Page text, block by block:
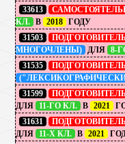
33613
КЛ.
В 2018 ГОДУ
31503
МНОГОЧЛЕНЫ) ДЛЯ 8-
31535
31599
ДЛЯ 11-ГО КЛ. В 2021
31631
ДЛЯ 11-Х КЛ. В 2021